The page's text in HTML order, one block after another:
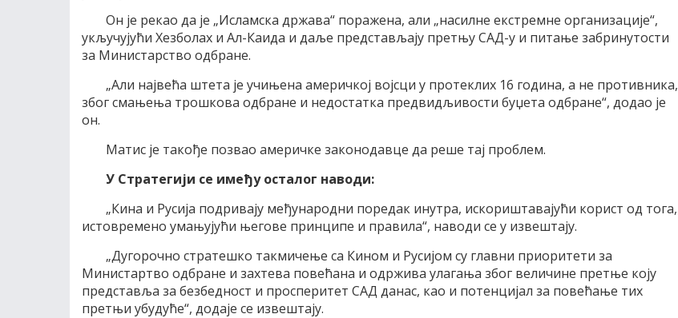
Он је рекао да је „Исламска држава“ поражена, али „насилне екстремне организације“,
укључујући Хезболах и Ал-Каида и даље представљају претњу САД-у и питање забринутости
за Министарство одбране.
„Али највећа штета је учињена америчкој војсци у протеклих 16 година, а не противника,
због смањења трошкова одбране и недостатка предвидљивости буџета одбране“, додао је
он.
Матис је такође позвао америчке законодавце да реше тај проблем.
У Стратегији се имеђу осталог наводи:
„Кина и Русија подривају међународни поредак инутра, искориштавајући корист од тога,
истовремено умањујући његове принципе и правила“, наводи се у извештају.
„Дугорочно стратешко такмичење са Кином и Русијом су главни приоритети за
Министартво одбране и захтева повећана и одржива улагања због величине претње коју
представља за безбедност и просперитет САД данас, као и потенцијал за повећање тих
претњи убудуће“, додаје се извештају.